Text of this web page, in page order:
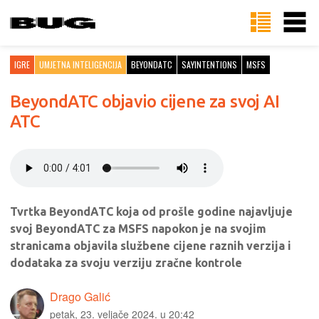
IGRE UMJETNA INTELIGENCIJA BEYONDATC SAYINTENTIONS MSFS
BeyondATC objavio cijene za svoj AI
ATC
Tvrtka BeyondATC koja od prošle godine najavljuje
svoj BeyondATC za MSFS napokon je na svojim
stranicama objavila službene cijene raznih verzija i
dodataka za svoju verziju zračne kontrole
Drago Galić
petak, 23. veljače 2024. u 20:42